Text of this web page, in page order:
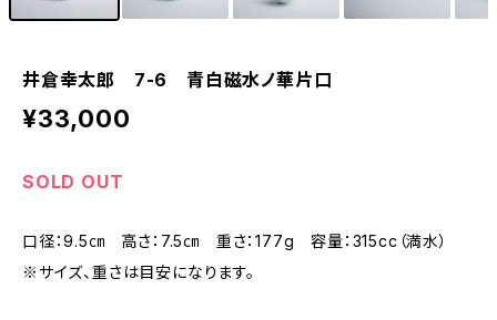
井倉幸太郎 7-6 青白磁水ノ華片口
¥33,000
SOLD OUT
口径：9.5㎝ 高さ：7.5㎝ 重さ：177g 容量：315cc（満水）
※サイズ、重さは目安になります。